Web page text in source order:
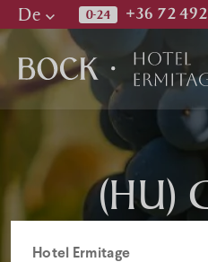
Hotel Ermitage
En
De +36 72
(HU)
Zimmer